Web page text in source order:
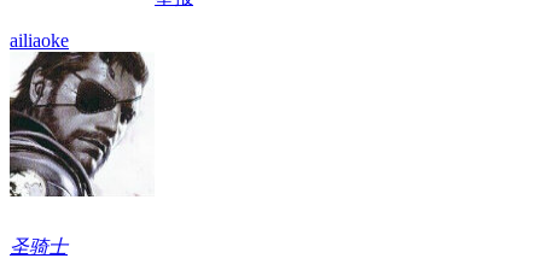
ailiaoke
圣骑士